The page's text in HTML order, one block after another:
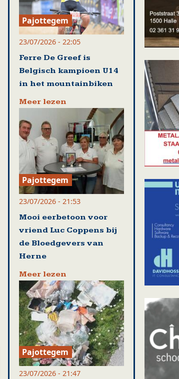
Pajottegem
23/07/2026 - 22:05
Ferre De Greef is
Belgisch kampioen U14
in het mountainbiken
Meer lezen
Pajottegem
23/07/2026 - 21:53
Mooi eerbetoon voor
vriend Luc Coppens bij
de Bloedgevers van
Herne
Meer lezen
Pajottegem
23/07/2026 - 21:47